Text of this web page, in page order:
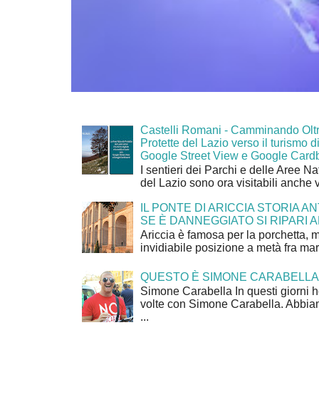
Castelli Romani - Camminando
Protette del Lazio verso il turismo
Google Street View e Google
I sentieri dei Parchi e delle Aree
del Lazio sono ora visitabili anche
IL PONTE DI ARICCIA STORIA
SE È DANNEGGIATO SI RIPARI
Ariccia è famosa per la porchetta,
invidiabile posizione a metà fra
QUESTO È SIMONE CARABELLA
Simone Carabella In questi giorni
volte con Simone Carabella.
...